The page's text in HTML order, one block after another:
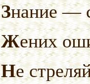
Знание —
Жених
Не стреляй холостыми в